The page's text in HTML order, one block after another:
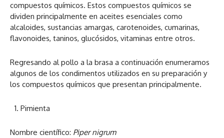
compuestos químicos. Estos compuestos químicos se
dividen principalmente en aceites esenciales como
alcaloides, sustancias amargas, carotenoides, cumarinas,
flavonoides, taninos, glucósidos, vitaminas entre otros.
Regresando al pollo a la brasa a continuación enumeramos
algunos de los condimentos utilizados en su preparación y
los compuestos químicos que presentan principalmente.
Pimienta
Nombre científico: Piper nigrum